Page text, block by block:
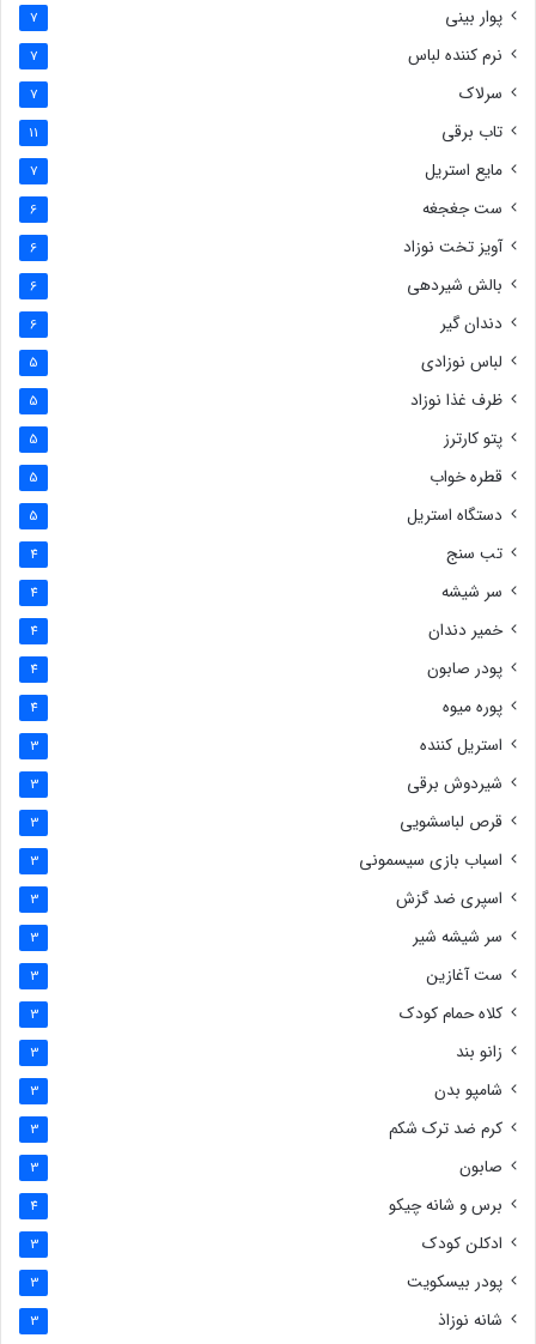
پوار بینی 7
نرم کننده لباس 7
سرلاک 7
تاب برقی 11
مایع استریل 7
ست جغجغه 6
آویز تخت نوزاد 6
بالش شیردهی 6
دندان گیر 6
لباس نوزادی 5
ظرف غذا نوزاد 5
پتو کارترز 5
قطره خواب 5
دستگاه استریل 5
تب سنج 4
سر شیشه 4
خمیر دندان 4
پودر صابون 4
پوره میوه 4
استریل کننده 3
شیردوش برقی 3
قرص لباسشویی 3
اسباب بازی سیسمونی 3
اسپری ضد گزش 3
سر شیشه شیر 3
ست آغازین 3
کلاه حمام کودک 3
زانو بند 3
شامپو بدن 3
کرم ضد ترک شکم 3
صابون 3
برس و شانه چیکو 4
ادکلن کودک 3
پودر بیسکویت 3
شانه نوزاذ 3